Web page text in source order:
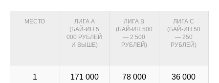
МЕСТО
ЛИГА А
(БАЙ-ИН 5
000 РУБЛЕЙ
И ВЫШЕ)
ЛИГА В
(БАЙ-ИН 500
— 2 500
РУБЛЕЙ)
ЛИГА C
(БАЙ-ИН 50
— 250
РУБЛЕЙ)
1 171 000 78 000 36 000